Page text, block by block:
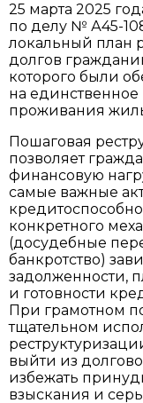
25 марта 2025
по делу № А45-
локальный план
долгов
которого были
на
проживания
Пошаговая
позволяет
финансовую
самые важные
конкретного
(досудебные
банкротство)
задолженности,
и готовности
При грамотном
тщательном
выйти из
избежать
взыскания и